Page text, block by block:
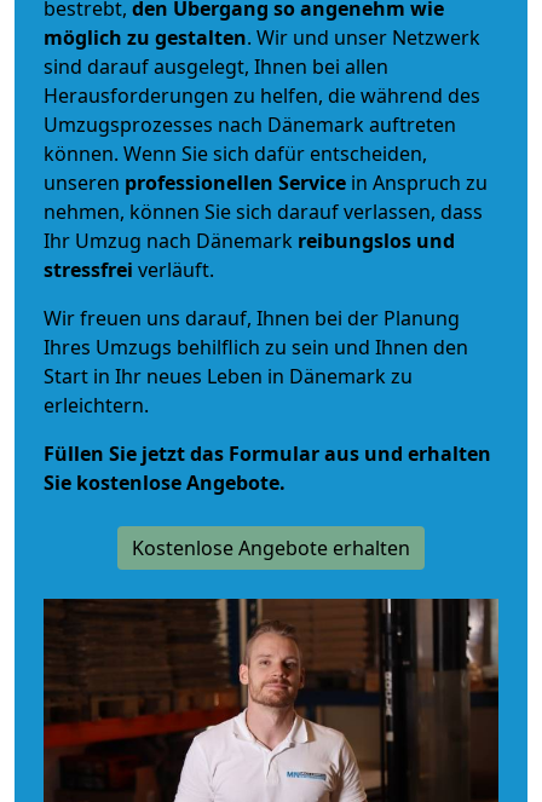
bestrebt, den Übergang so angenehm wie
möglich zu gestalten. Wir und unser Netzwerk
sind darauf ausgelegt, Ihnen bei allen
Herausforderungen zu helfen, die während des
Umzugsprozesses nach Dänemark auftreten
können. Wenn Sie sich dafür entscheiden,
unseren professionellen Service in Anspruch zu
nehmen, können Sie sich darauf verlassen, dass
Ihr Umzug nach Dänemark reibungslos und
stressfrei verläuft.
Wir freuen uns darauf, Ihnen bei der Planung
Ihres Umzugs behilflich zu sein und Ihnen den
Start in Ihr neues Leben in Dänemark zu
erleichtern.
Füllen Sie jetzt das Formular aus und erhalten
Sie kostenlose Angebote.
Kostenlose Angebote erhalten